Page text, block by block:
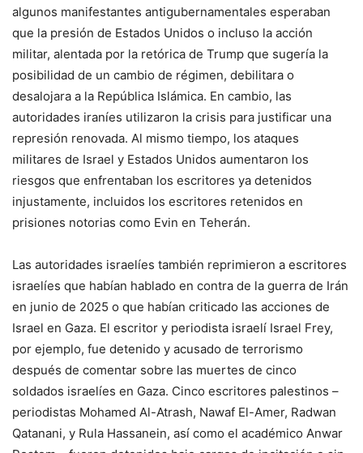
algunos manifestantes antigubernamentales esperaban
que la presión de Estados Unidos o incluso la acción
militar, alentada por la retórica de Trump que sugería la
posibilidad de un cambio de régimen, debilitara o
desalojara a la República Islámica. En cambio, las
autoridades iraníes utilizaron la crisis para justificar una
represión renovada. Al mismo tiempo, los ataques
militares de Israel y Estados Unidos aumentaron los
riesgos que enfrentaban los escritores ya detenidos
injustamente, incluidos los escritores retenidos en
prisiones notorias como Evin en Teherán.
Las autoridades israelíes también reprimieron a escritores
israelíes que habían hablado en contra de la guerra de Irán
en junio de 2025 o que habían criticado las acciones de
Israel en Gaza. El escritor y periodista israelí Israel Frey,
por ejemplo, fue detenido y acusado de terrorismo
después de comentar sobre las muertes de cinco
soldados israelíes en Gaza. Cinco escritores palestinos –
periodistas Mohamed Al-Atrash, Nawaf El-Amer, Radwan
Qatanani, y Rula Hassanein, así como el académico Anwar